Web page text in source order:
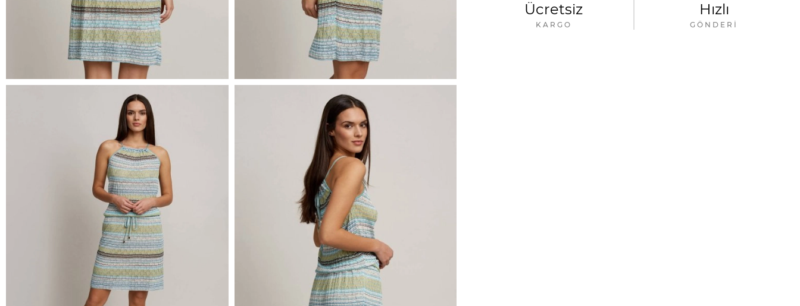
Ücretsiz
KARGO
Hızlı
GÖNDERI